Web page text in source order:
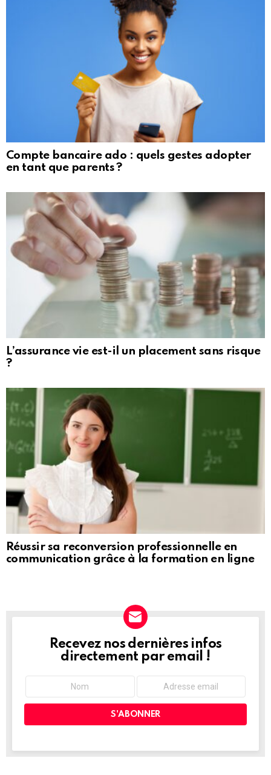
Compte bancaire ado : quels gestes adopter
en tant que parents ?
L’assurance vie est-il un placement sans risque
?
Réussir sa reconversion professionnelle en
communication grâce à la formation en ligne
NEWSLETTER
Recevez nos dernières infos
directement par email !